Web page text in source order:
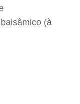
(à